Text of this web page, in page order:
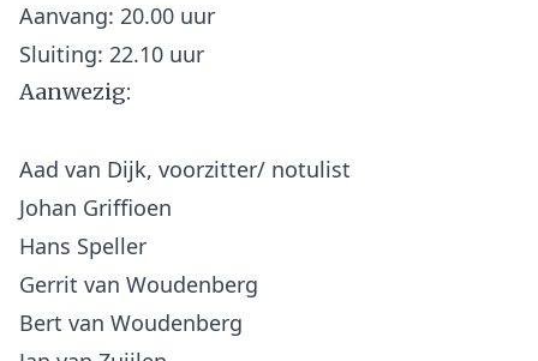
Aanvang: 20.00 uur
Aanwezig:
Aad van Dijk, voorzitter/ notulist
Johan Griffioen
Hans Speller
Gerrit van Woudenberg
Bert van Woudenberg